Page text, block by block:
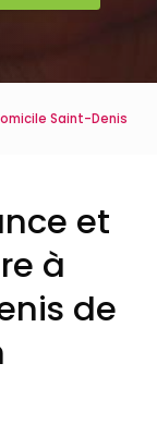
Saint-Denis
et
à
de